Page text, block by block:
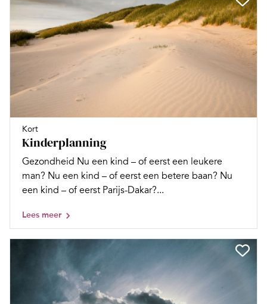
Kort
Kinderplanning
Gezondheid Nu een kind – of eerst een leukere
man? Nu een kind – of eerst een betere baan? Nu
een kind – of eerst Parijs-Dakar?...
Lees meer